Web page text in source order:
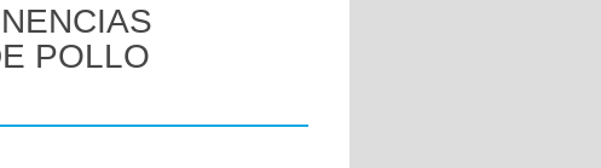
POLLO